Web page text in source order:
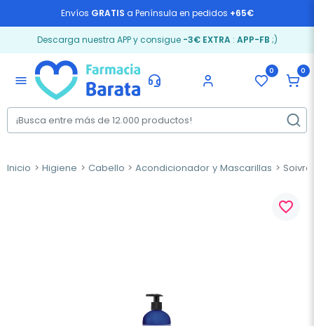
Envíos GRATIS a Península en pedidos +65€
Descarga nuestra APP y consigue -3€ EXTRA: APP-FB ;)
menu
0 0
Inicio Higiene Cabello Acondicionador y Mascarillas
favorite_border